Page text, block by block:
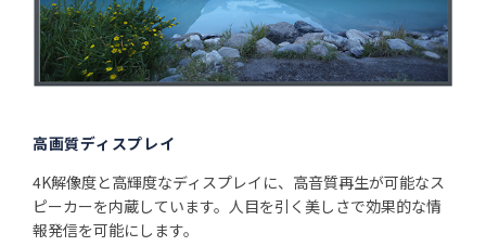
高画質ディスプレイ
4K解像度と高輝度なディスプレイに、高音質再生が可能なス
ピーカーを内蔵しています。人目を引く美しさで効果的な情
報発信を可能にします。